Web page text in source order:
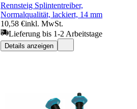
Rennsteig Splintentreiber,
Normalqualität, lackiert, 14 mm
10,58 €inkl. MwSt.
Lieferung bis 1-2 Arbeitstage
Details anzeigen